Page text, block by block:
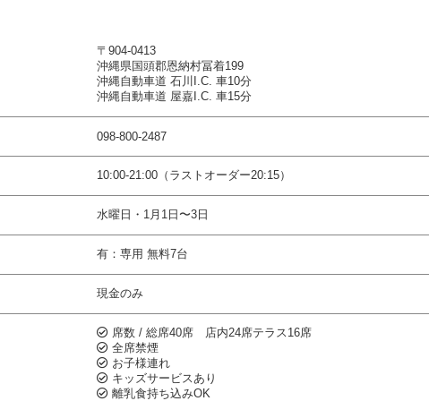
〒904-0413
沖縄県国頭郡恩納村冨着199
沖縄自動車道 石川I.C. 車10分
沖縄自動車道 屋嘉I.C. 車15分
098-800-2487
10:00-21:00（ラストオーダー20:15）
水曜日・1月1日〜3日
有：専用 無料7台
現金のみ
席数 / 総席40席 店内24席テラス16席
全席禁煙
お子様連れ
キッズサービスあり
離乳食持ち込みOK